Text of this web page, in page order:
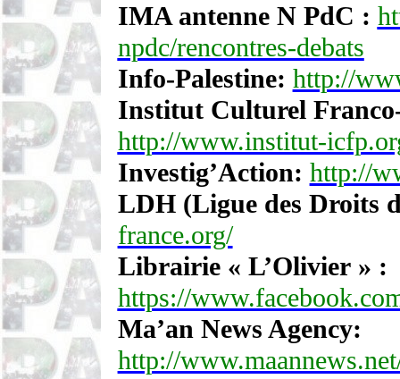
IMA antenne N PdC :
npdc/rencontres-debats
Info-Palestine: http://
Institut Culturel
http://www.institut-
Investig’Action: http://
LDH (Ligue des Droits
france.org/
Librairie « L’Olivier » :
https://
Ma’an News Agency:
http://